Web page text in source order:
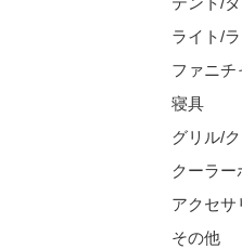
ライト/
ファニチ
寝具
グリル/
クーラー
アクセサ
その他